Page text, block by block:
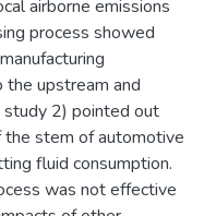
airborne emissions
process showed
the upstream and
2) pointed out
the stem of automotive
fluid consumption.
was not effective